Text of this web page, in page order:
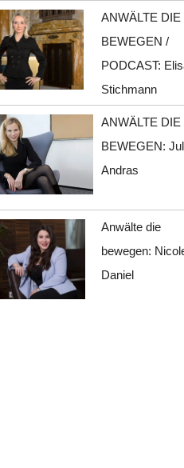
ANWÄLTE DIE
BEWEGEN /
PODCAST:
Stichmann
ANWÄLTE DIE
BEWEGEN:
Andras
Anwälte die
bewegen:
Daniel